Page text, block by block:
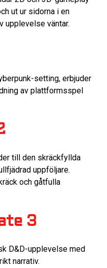
ut ur sidorna i en
upplevelse väntar.
setting, erbjuder
av plattformsspel
till den skräckfyllda
uppföljare.
och gåtfulla
3
D&D-upplevelse med
narrativ.